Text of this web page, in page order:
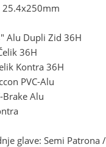
25.4x250mm
Alu Dupli Zid 36H
36H
Kontra 36H
PVC-Alu
Brake Alu
glave: Semi Patrona